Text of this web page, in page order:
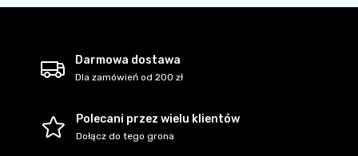
Darmowa dostawa
Dla zamówień od 200 zł
Polecani przez wielu klientów
Dołącz do tego grona